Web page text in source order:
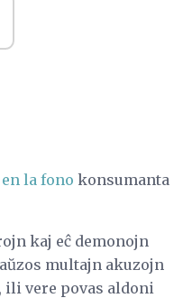
la fono konsumanta
kaj eĉ demonojn
multajn akuzojn
ili vere povas aldoni